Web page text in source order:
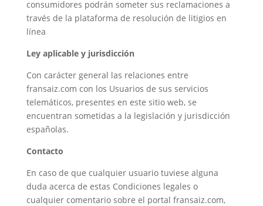
consumidores podrán someter sus reclamaciones a
través de la plataforma de resolución de litigios en
línea
Ley aplicable y jurisdicción
Con carácter general las relaciones entre
fransaiz.com con los Usuarios de sus servicios
telemáticos, presentes en este sitio web, se
encuentran sometidas a la legislación y jurisdicción
españolas.
Contacto
En caso de que cualquier usuario tuviese alguna
duda acerca de estas Condiciones legales o
cualquier comentario sobre el portal fransaiz.com,